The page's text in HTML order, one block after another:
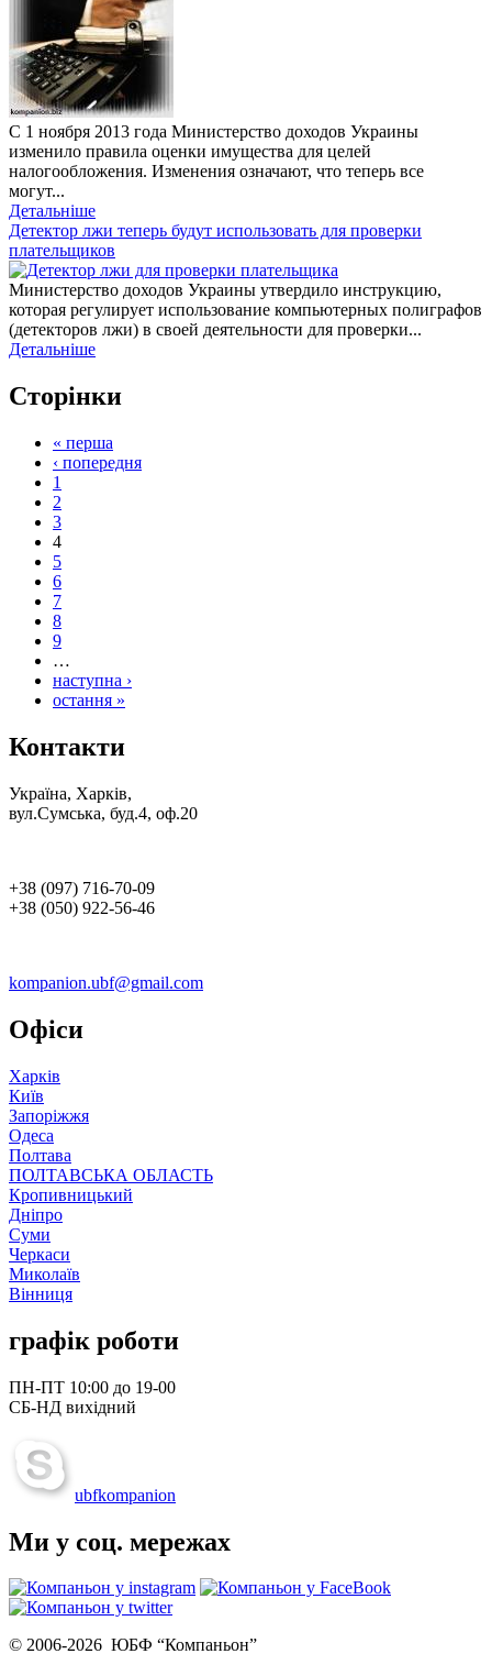
С 1 ноября 2013 года Министерство доходов Украины
изменило правила оценки имущества для целей
налогообложения. Изменения означают, что теперь все
могут...
Детальніше
Детектор лжи теперь будут использовать для проверки
плательщиков
Министерство доходов Украины утвердило инструкцию,
которая регулирует использование компьютерных полиграфов
(детекторов лжи) в своей деятельности для проверки...
Детальніше
Сторінки
« перша
‹ попередня
1
2
3
4
5
6
7
8
9
…
наступна ›
остання »
Контакти
Україна, Харків,
вул.Сумська, буд.4, оф.20
+38 (097) 716-70-09
+38 (050) 922-56-46
kompanion.ubf@gmail.com
Офіси
Харків
Київ
Запоріжжя
Одеса
Полтава
ПОЛТАВСЬКА ОБЛАСТЬ
Кропивницький
Дніпро
Суми
Черкаси
Миколаїв
Вінниця
графік роботи
ПН-ПТ 10:00 до 19-00
СБ-НД вихідний
ubfkompanion
Ми у соц. мережах
© 2006-2026 ЮБФ “Компаньон”